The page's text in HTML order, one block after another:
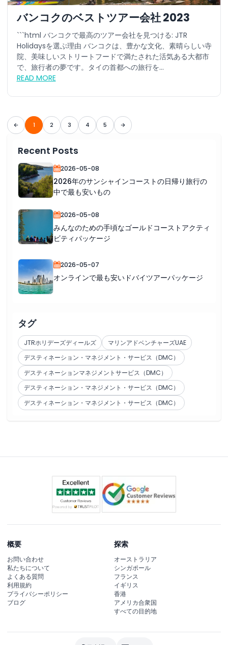
バンコクのベストツアー会社 2023
```html バンコクで最高のツアー会社を見つける: JTR
Holidaysを選ぶ理由 バンコクは、豊かな文化、素晴らしい寺
院、美味しいストリートフードで満たされた活気ある大都市
で、旅行者の夢です。タイの首都への旅行を...
READ MORE
1 2 3 4 5
Recent Posts
2026-05-08
2026年のサンシャインコーストの日帰り旅行の
中で最も安いもの
2026-05-08
みんなのための手頃なゴールドコーストアクティ
ビティパッケージ
2026-05-07
オンラインで最も安いドバイツアーパッケージ
タグ
JTRホリデーズディールズ
マリンアドベンチャーズUAE
デスティネーション・マネジメント・サービス（DMC）
デスティネーションマネジメントサービス（DMC）
デスティネーション・マネジメント・サービス（DMC）
デスティネーション・マネジメント・サービス（DMC）
概要
お問い合わせ
私たちについて
よくある質問
利用規約
プライバシーポリシー
ブログ
探索
オーストラリア
シンガポール
フランス
イギリス
香港
アメリカ合衆国
すべての目的地